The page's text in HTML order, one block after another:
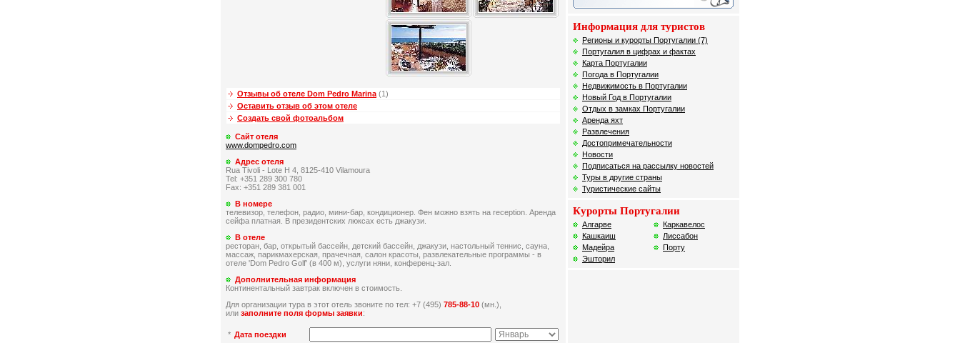
Отзывы об отеле Dom Pedro Marina(1)
Оставить отзыв об этом отеле
Создать свой фотоальбом
Сайт отеля
www.dompedro.com
Адрес отеля
Rua Tivoli - Lote H 4, 8125-410 Vilamoura
Tel: +351 289 300 780
Fax: +351 289 381 001
В номере
телевизор, телефон, радио, мини-бар, кондиционер. Фен можно взять на reception. Аренда
сейфа платная. В президентских люксах есть джакузи.
В отеле
ресторан, бар, открытый бассейн, детский бассейн, джакузи, настольный теннис, сауна,
массаж, парикмахерская, прачечная, салон красоты, развлекательные программы - в
отеле 'Dom Pedro Golf' (в 400 м), услуги няни, конференц-зал.
Дополнительная информация
Континентальный завтрак включен в стоимость.
Для организации тура в этот отель звоните по тел: +7 (495) 785-88-10 (мн.),
или заполните поля формы заявки:
* Дата поездки
Информация для туристов
Регионы и курорты Португалии (7)
Португалия в цифрах и фактах
Карта Португалии
Погода в Португалии
Недвижимость в Португалии
Новый Год в Португалии
Отдых в замках Португалии
Аренда яхт
Развлечения
Достопримечательности
Новости
Подписаться на рассылку новостей
Туры в другие страны
Туристические сайты
Курорты Португалии
Алгарве
Кашкаиш
Мадейра
Эшторил
Каркавелос
Лиссабон
Порту